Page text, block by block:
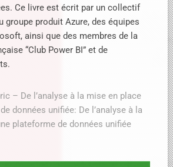
Ce livre est écrit par un collectif
groupe produit Azure, des équipes
ainsi que des membres de la
“Club Power BI” et de
– De l’analyse à la mise en place
données unifiée: De l’analyse à la
plateforme de données unifiée